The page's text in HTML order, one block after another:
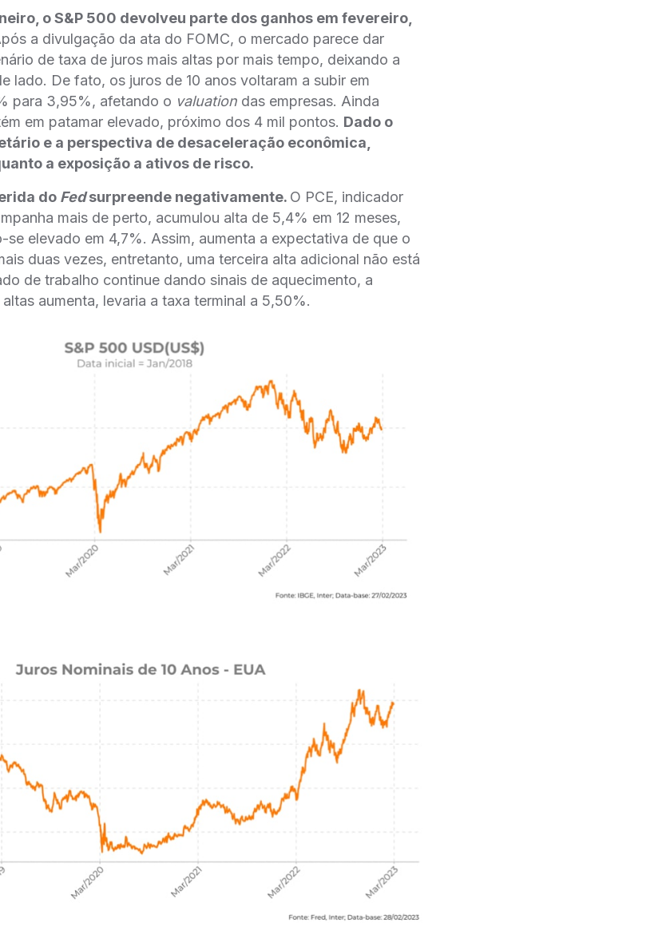
o S&P 500 devolveu parte dos ganhos em fevereiro,
a divulgação da ata do FOMC, o mercado parece dar
de taxa de juros mais altas por mais tempo, deixando a
lado. De fato, os juros de 10 anos voltaram a subir em
para 3,95%, afetando o valuation das empresas. Ainda
em patamar elevado, próximo dos 4 mil pontos. Dado o
e a perspectiva de desaceleração econômica,
a exposição a ativos de risco.
do Fedsurpreende negativamente. O PCE, indicador
mais de perto, acumulou alta de 5,4% em 12 meses,
se elevado em 4,7%. Assim, aumenta a expectativa de que o
duas vezes, entretanto, uma terceira alta adicional não está
de trabalho continue dando sinais de aquecimento, a
aumenta, levaria a taxa terminal a 5,50%.